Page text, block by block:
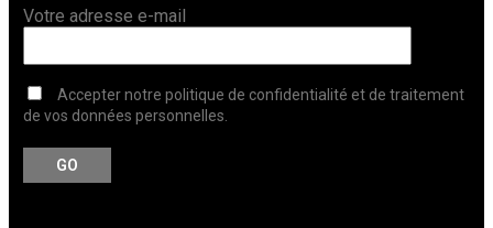
Votre adresse e-mail
Accepter notre politique de confidentialité et de traitement
de vos données personnelles.